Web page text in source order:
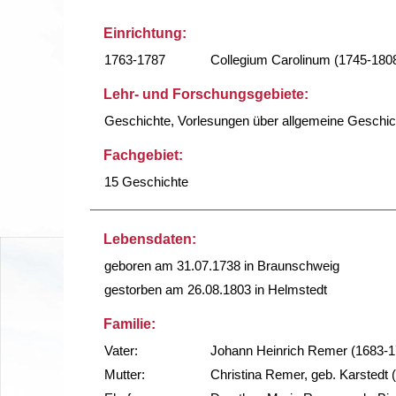
Einrichtung:
1763-1787
Collegium Carolinum (1745-
Lehr- und Forschungsgebiete:
Geschichte, Vorlesungen über allgemeine
Fachgebiet:
15 Geschichte
Lebensdaten:
geboren am 31.07.1738 in Braunschweig
gestorben am 26.08.1803 in Helmstedt
Familie:
Vater:
Johann Heinrich Remer (1683-
Mutter:
Christina Remer, geb. Karstedt